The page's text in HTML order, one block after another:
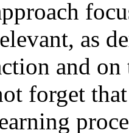
as
and
forget